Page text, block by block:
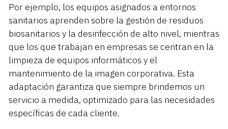
Por ejemplo, los equipos asignados a entornos
sanitarios aprenden sobre la gestión de residuos
biosanitarios y la desinfección de alto nivel, mientras
que los que trabajan en empresas se centran en la
limpieza de equipos informáticos y el
mantenimiento de la imagen corporativa. Esta
adaptación garantiza que siempre brindemos un
servicio a medida, optimizado para las necesidades
específicas de cada cliente.